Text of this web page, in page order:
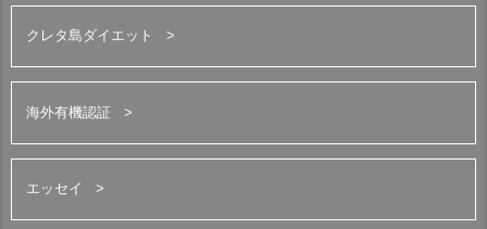
クレタ島ダイエット
海外有機認証
エッセイ